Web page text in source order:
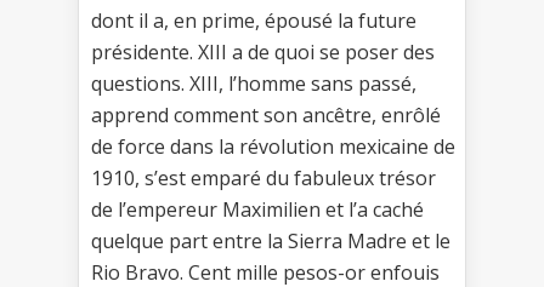
dont il a, en prime, épousé la future
présidente. XIII a de quoi se poser des
questions. XIII, l’homme sans passé,
apprend comment son ancêtre, enrôlé
de force dans la révolution mexicaine de
1910, s’est emparé du fabuleux trésor
de l’empereur Maximilien et l’a caché
quelque part entre la Sierra Madre et le
Rio Bravo. Cent mille pesos-or enfouis